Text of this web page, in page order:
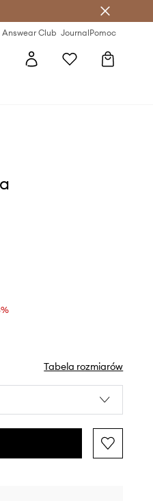
Answear Club JournalPomoc
Tabela rozmiarów